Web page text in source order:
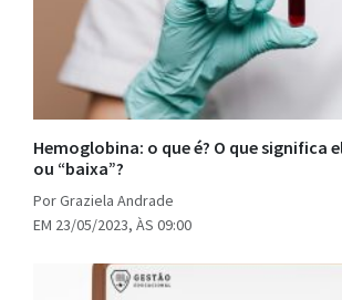
Hemoglobina: o que é? O que significa
ou “baixa”?
Por Graziela Andrade
EM 23/05/2023, ÀS 09:00